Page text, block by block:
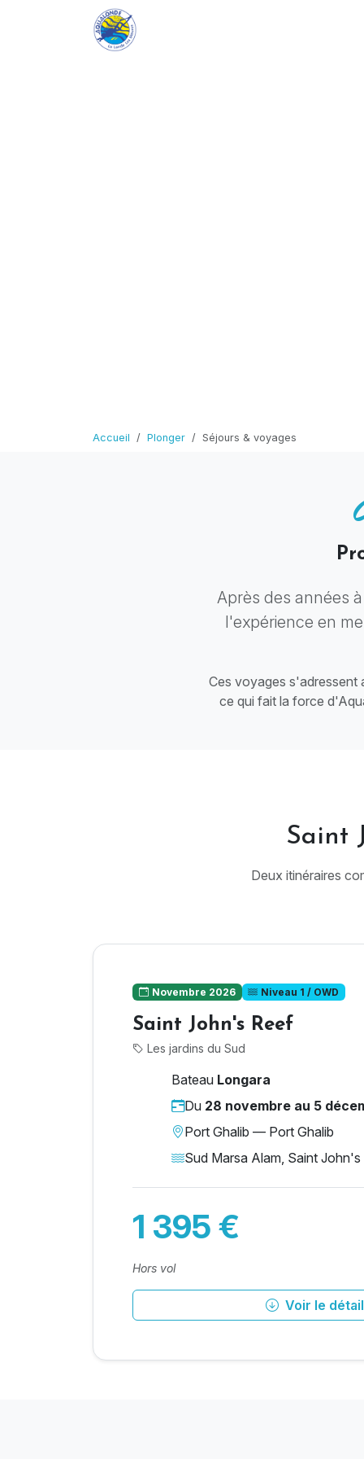
Accueil Plonger Séjours & voyages
Après des années
l'expérience en
Ces voyages s'adressent
ce qui fait la force
Saint
Deux itinéraires
Novembre 2026 Niveau 1 / OWD
Saint John's Reef
Les jardins du Sud
Bateau Longara
Du 28 novembre au 5
Port Ghalib — Port Ghalib
Sud Marsa Alam, Saint
1 395 €
Hors vol
Voir le détail